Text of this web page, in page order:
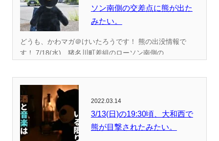
ソン南側の交差点に熊が出た
みたい。
どうも、かわマガ＠けいたろうです！ 熊の出没情報で
す！ 7/18(水)、猪名川町差組のローソン南側の...
2022.03.14
3/13(日)の19:30頃、大和西で
熊が目撃されたみたい。